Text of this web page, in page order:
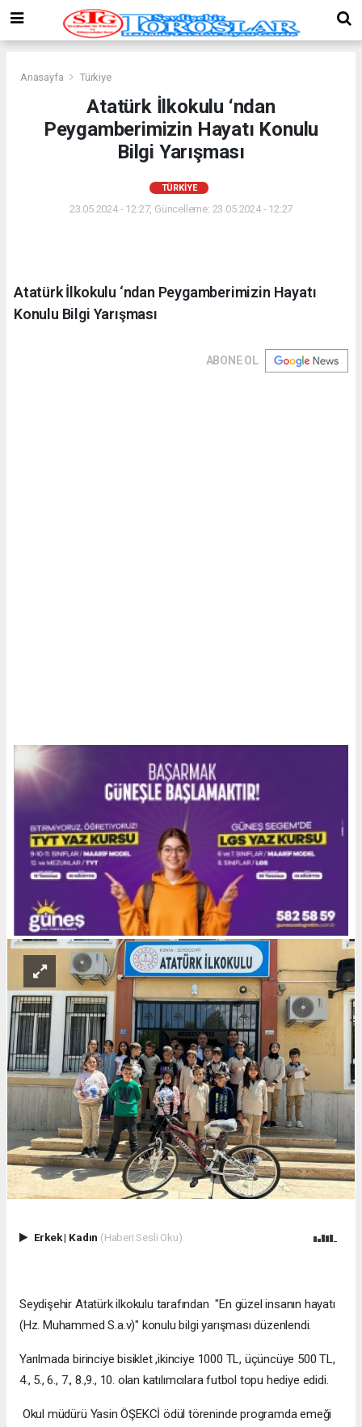
Anasayfa Türkiye
Atatürk İlkokulu ‘ndan
Peygamberimizin Hayatı Konulu
Bilgi Yarışması
TÜRKIYE
23.05.2024 - 12:27, Güncelleme: 23.05.2024 - 12:27
Atatürk İlkokulu ‘ndan Peygamberimizin Hayatı
Konulu Bilgi Yarışması
ABONE OL
Erkek| Kadın (Haberi Sesli Oku)
Seydişehir Atatürk ilkokulu tarafından "En güzel insanın hayatı
(Hz. Muhammed S.a.v)" konulu bilgi yarışması düzenlendi.
Yarılmada birinciye bisiklet ,ikinciye 1000 TL, üçüncüye 500 TL,
4., 5., 6., 7., 8.,9., 10. olan katılımcılara futbol topu hediye edidi.
Okul müdürü Yasin ÖŞEKCİ ödül töreninde programda emeği